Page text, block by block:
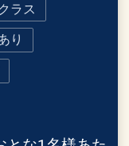
ラス
り